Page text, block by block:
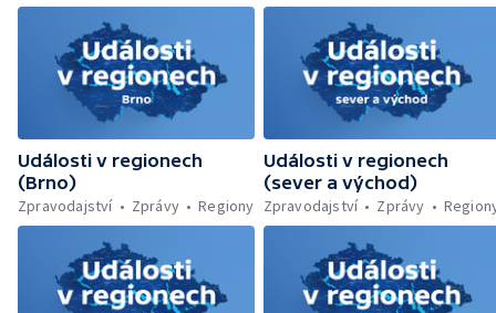
Náchodsku — Znovuotevření rozhledny na
Libíně — Obchvat Náchoda je zhruba v
polovině — Požár v kempu na Pardubicku —
Wonkův most po rekonstrukci — Letiště
Václava Havla odbavilo 8 milionů cestujících
— V Plzni přibývá nelegálních graffiti
Události v regionech
(Brno)
Zpravodajství
Zprávy Regiony
Události v regionech
(sever a východ)
Zpravodajství
Zprávy